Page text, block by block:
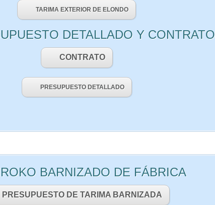
TARIMA EXTERIOR DE ELONDO
DETALLADO Y CONTRATO
CONTRATO
PRESUPUESTO DETALLADO
BARNIZADO DE FÁBRICA
PRESUPUESTO DE TARIMA BARNIZADA